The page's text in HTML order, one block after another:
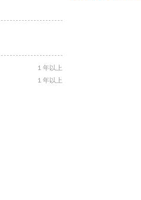
１年以上
１年以上